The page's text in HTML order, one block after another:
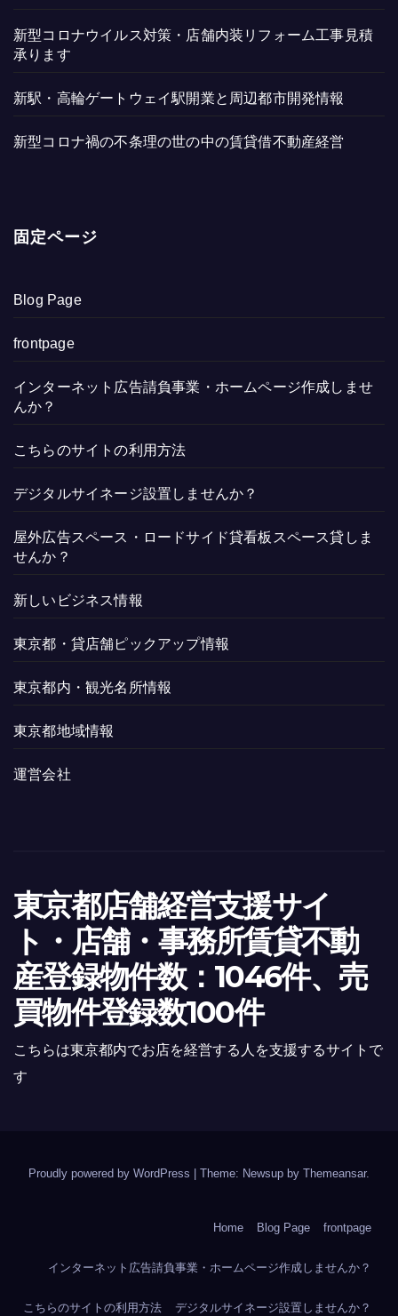
新型コロナウイルス対策・店舗内装リフォーム工事見積
承ります
新駅・高輪ゲートウェイ駅開業と周辺都市開発情報
新型コロナ禍の不条理の世の中の賃貸借不動産経営
固定ページ
Blog Page
frontpage
インターネット広告請負事業・ホームページ作成しませ
んか？
こちらのサイトの利用方法
デジタルサイネージ設置しませんか？
屋外広告スペース・ロードサイド貸看板スペース貸しま
せんか？
新しいビジネス情報
東京都・貸店舗ピックアップ情報
東京都内・観光名所情報
東京都地域情報
運営会社
東京都店舗経営支援サイ
ト・店舗・事務所賃貸不動
産登録物件数：1046件、売
買物件登録数100件
こちらは東京都内でお店を経営する人を支援するサイトで
す
Proudly powered by WordPress Theme: Newsup by Themeansar.
Home Blog Page frontpage
インターネット広告請負事業・ホームページ作成しませんか？
こちらのサイトの利用方法 デジタルサイネージ設置しませんか？